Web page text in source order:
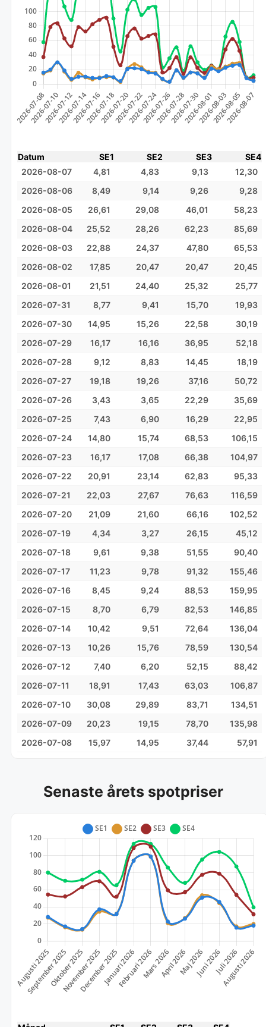
Datum SE1 SE2 SE3
SE4
2026-08-07
4,81 4,83 9,13
12,30
2026-08-06
8,49 9,14 9,26
9,28
2026-08-05
26,61 29,08 46,01
58,23
2026-08-04
25,52 28,26 62,23
85,69
2026-08-03
22,88 24,37 47,80
65,53
2026-08-02
17,85 20,47 20,47
20,45
2026-08-01
21,51 24,40 25,32
25,77
2026-07-31
8,77 9,41 15,70
19,93
2026-07-30
14,95 15,26 22,58
30,19
2026-07-29
16,17 16,16 36,95
52,18
2026-07-28
9,12 8,83 14,45
18,19
2026-07-27
19,18 19,26 37,16
50,72
2026-07-26
3,43 3,65 22,29
35,69
2026-07-25
7,43 6,90 16,29
22,95
2026-07-24
14,80 15,74 68,53
106,15
2026-07-23
16,17 17,08 66,38
104,97
2026-07-22
20,91 23,14 62,83
95,33
2026-07-21
22,03 27,67 76,63
116,59
2026-07-20
21,09 21,60 66,16
102,52
2026-07-19
4,34 3,27 26,15
45,12
2026-07-18
9,61 9,38 51,55
90,40
2026-07-17
11,23 9,78 91,32
155,46
2026-07-16
8,45 9,24 88,53
159,95
2026-07-15
8,70 6,79 82,53
146,85
2026-07-14
10,42 9,51 72,64
136,04
2026-07-13
10,26 15,76 78,59
130,54
2026-07-12
7,40 6,20 52,15
88,42
2026-07-11
18,91 17,43 63,03
106,87
2026-07-10
30,08 29,89 83,71
134,51
2026-07-09
20,23 19,15 78,70
135,98
2026-07-08
15,97 14,95 37,44 57,91
Senaste årets spotpriser